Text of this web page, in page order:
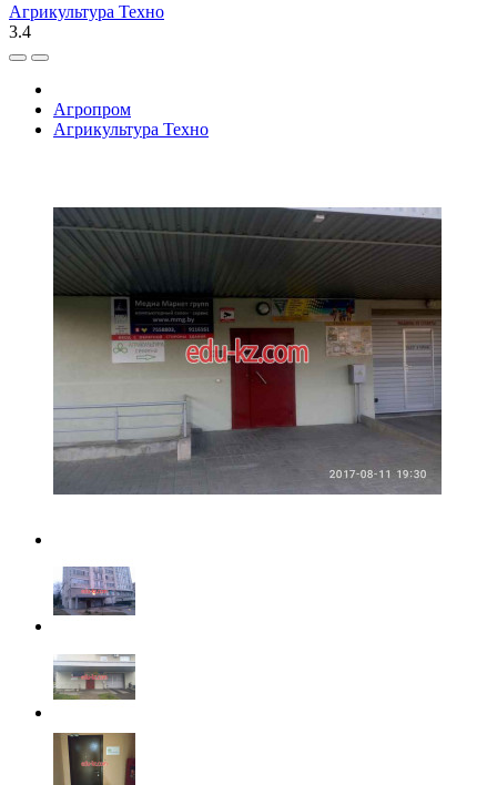
Агрикультура Техно
3.4
Агропром
Агрикультура Техно